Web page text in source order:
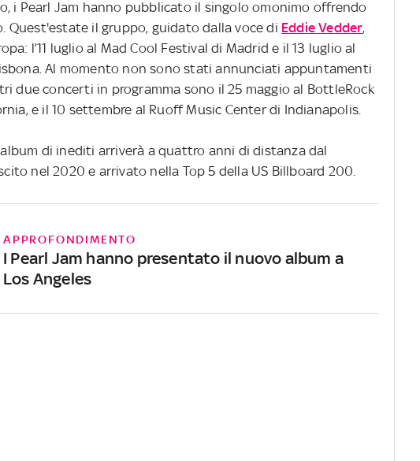
i Pearl Jam hanno pubblicato il singolo omonimo offrendo
Quest'estate il gruppo, guidato dalla voce di Eddie Vedder,
l’11 luglio al Mad Cool Festival di Madrid e il 13 luglio al
Al momento non sono stati annunciati appuntamenti
due concerti in programma sono il 25 maggio al BottleRock
e il 10 settembre al Ruoff Music Center di Indianapolis.
di inediti arriverà a quattro anni di distanza dal
nel 2020 e arrivato nella Top 5 della US Billboard 200.
APPROFONDIMENTO
I Pearl Jam hanno presentato il nuovo album a
Los Angeles